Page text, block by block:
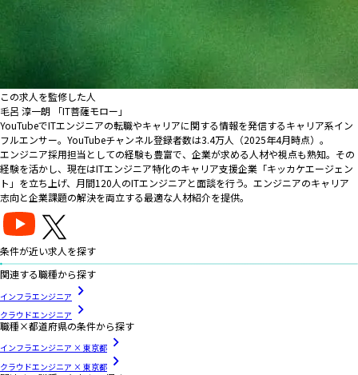
この求人を監修した人
毛呂 淳一朗 「IT菩薩モロー」
YouTubeでITエンジニアの転職やキャリアに関する情報を発信するキャリア系イン
フルエンサー。YouTubeチャンネル登録者数は3.4万人（2025年4月時点）。
エンジニア採用担当としての経験も豊富で、企業が求める人材や視点も熟知。その
経験を活かし、現在はITエンジニア特化のキャリア支援企業「キッカケエージェン
ト」を立ち上げ、月間120人のITエンジニアと面談を行う。エンジニアのキャリア
志向と企業課題の解決を両立する最適な人材紹介を提供。
条件が近い求人を探す
関連する職種から探す
インフラエンジニア
クラウドエンジニア
職種×都道府県の条件から探す
インフラエンジニア × 東京都
クラウドエンジニア × 東京都